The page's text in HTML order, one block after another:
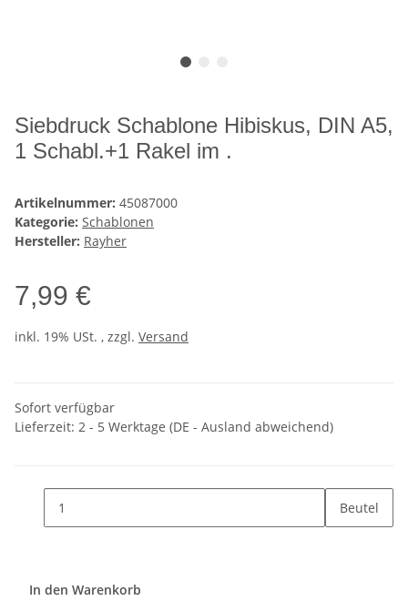
Siebdruck Schablone Hibiskus, DIN A5,
1 Schabl.+1 Rakel im .
Artikelnummer: 45087000
Kategorie: Schablonen
Hersteller: Rayher
7,99 €
inkl. 19% USt. , zzgl. Versand
Sofort verfügbar
Lieferzeit: 2 - 5 Werktage (DE - Ausland abweichend)
Beutel
In den Warenkorb